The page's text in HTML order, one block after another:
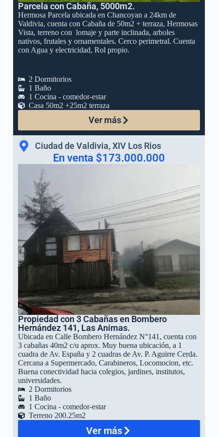
Parcela con Cabaña, 5000m2.
Hermosa Parcela ubicada en Chancoyan a 24km de
Valdivia, cuenta con Cabaña de 50m2 + terraza, Hermosas
Vista, terreno con lomaje y parte inclinada, arboles
nativos, frutales y ornamentales. Cerco perimetral. Cuenta
con Agua y electricidad, Rol propio.
2 Dormitorios
1 Baño
1 Cocina - comedor-estar
Casa 50m2 +25m2 terraza
Ver más
Ciudad de Valdivia, XIV Los Rios
En venta $173.000.000
Propiedad con 3 Cabañas en Bombero
Hernández 141, Las Animas.
Ubicada en Calle Bombero Hernández N°141, cuenta con
3 cabañas 40m2 c/u aprox. Muy buena ubicación, a 1
cuadra de Av. España y 2 cuadras de Av. P. Aguirre Cerda.
Cercana a Supermercado, Carabineros, Locomocion, etc.
Buena conectividad hacia colegios, jardines, institutos,
universidades.
2 Dormitorios
1 Baño
1 Cocina - comedor-estar
Terreno 200.25m2
Ver más